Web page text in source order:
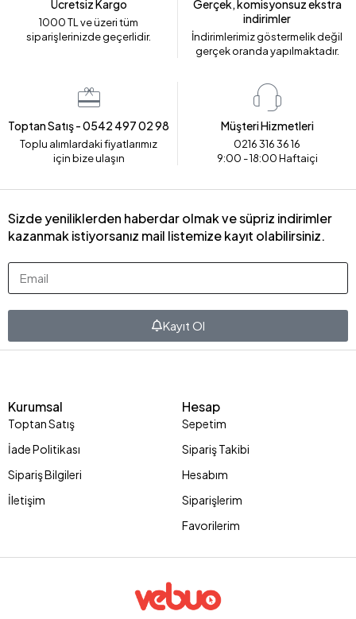
Ücretsiz Kargo
1000 TL ve üzeri tüm
siparişlerinizde geçerlidir.
Gerçek, komisyonsuz ekstra
indirimler
İndirimlerimiz göstermelik değil
gerçek oranda yapılmaktadır.
Toptan Satış - 0542 497 02 98
Toplu alımlardaki fiyatlarımız
için bize ulaşın
Müşteri Hizmetleri
0216 316 36 16
9:00 - 18:00 Haftaiçi
Kurumsal
Toptan Satış
İade Politikası
Sipariş Bilgileri
İletişim
Hesap
Sepetim
Sipariş Takibi
Hesabım
Siparişlerim
Favorilerim
Sizde yeniliklerden haberdar olmak ve süpriz indirimler
kazanmak istiyorsanız mail listemize kayıt olabilirsiniz.
Kayıt Ol